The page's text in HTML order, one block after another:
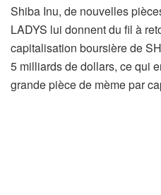
Shiba Inu, de nouvelles
LADYS lui donnent du fil à
capitalisation boursière de
5 milliards de dollars, ce qui
grande pièce de mème par